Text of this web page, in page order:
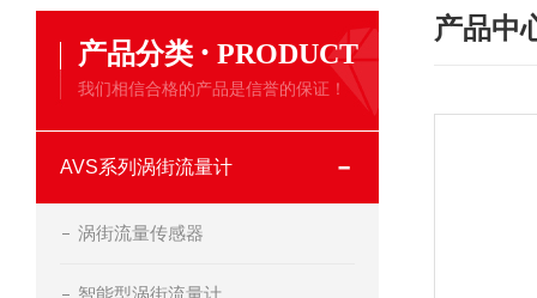
产品分类 · PRODUCT
我们相信合格的产品是信誉的保证！
AVS系列涡街流量计
涡街流量传感器
智能型涡街流量计
产品中